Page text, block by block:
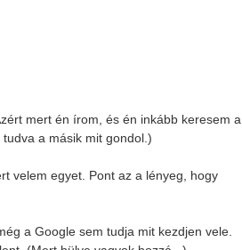
mert én írom, és én inkább keresem a
a másik mit gondol.)
velem egyet. Pont az a lényeg, hogy
a Google sem tudja mit kezdjen vele.